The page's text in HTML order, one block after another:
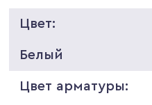
Цвет:
Белый
Цвет арматуры: